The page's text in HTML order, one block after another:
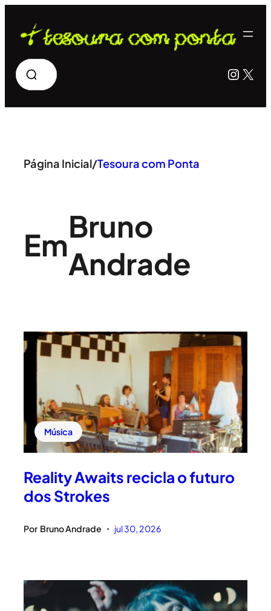
para
conteúdo
Pesquisar X
Página Inicial/Tesoura com Ponta
Em
Bruno
Andrade
Música
Reality Awaits recicla o futuro
dos Strokes
Por Bruno Andrade • jul 30, 2026